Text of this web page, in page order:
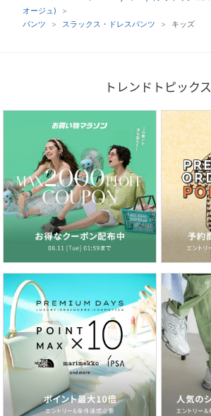
オージュ)
パンツ
スラックス・ドレスパンツ キッズ
トレンドトピックス